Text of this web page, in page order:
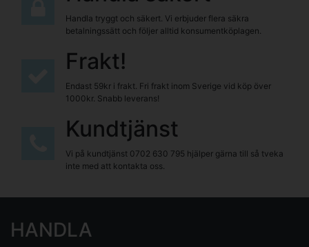
Handla tryggt och säkert. Vi erbjuder flera säkra
betalningssätt och följer alltid konsumentköplagen.
Frakt!
Endast 59kr i frakt. Fri frakt inom Sverige vid köp över
1000kr. Snabb leverans!
Kundtjänst
Vi på kundtjänst 0702 630 795 hjälper gärna till så tveka
inte med att kontakta oss.
HANDLA